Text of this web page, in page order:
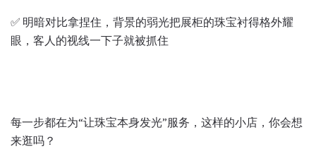
✅ 明暗对比拿捏住，背景的弱光把展柜的珠宝衬得格外耀
眼，客人的视线一下子就被抓住
每一步都在为“让珠宝本身发光”服务，这样的小店，你会想
来逛吗？